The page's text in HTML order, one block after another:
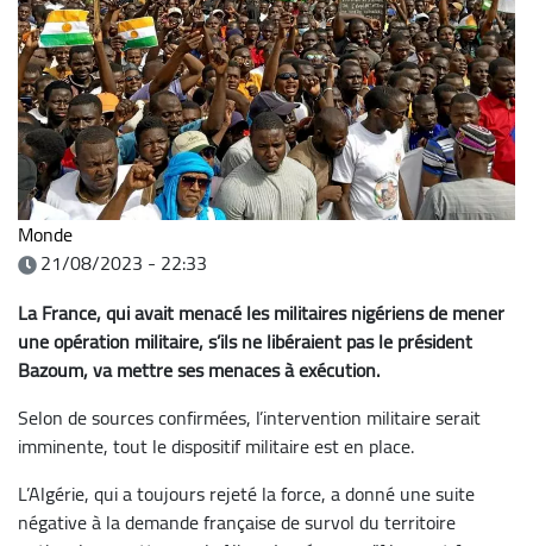
Monde
21/08/2023 - 22:33
La France, qui avait menacé les militaires nigériens de mener
une opération militaire, s’ils ne libéraient pas le président
Bazoum, va mettre ses menaces à exécution.
Selon de sources confirmées, l’intervention militaire serait
imminente, tout le dispositif militaire est en place.
L’Algérie, qui a toujours rejeté la force, a donné une suite
négative à la demande française de survol du territoire